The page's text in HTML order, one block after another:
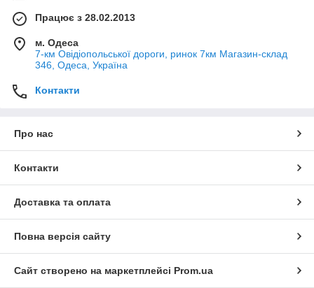
Працює з 28.02.2013
м. Одеса
7-км Овідіопольської дороги, ринок 7км Магазин-склад
346, Одеса, Україна
Контакти
Про нас
Контакти
Доставка та оплата
Повна версія сайту
Сайт створено на маркетплейсі Prom.ua